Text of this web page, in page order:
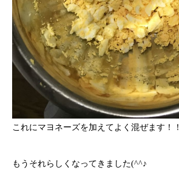
これにマヨネーズを加えてよく混ぜます！！
もうそれらしくなってきました(^^♪